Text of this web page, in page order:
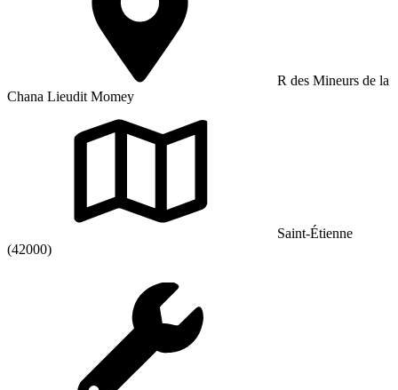
R des Mineurs de la
Chana Lieudit Momey
Saint-Étienne
(42000)